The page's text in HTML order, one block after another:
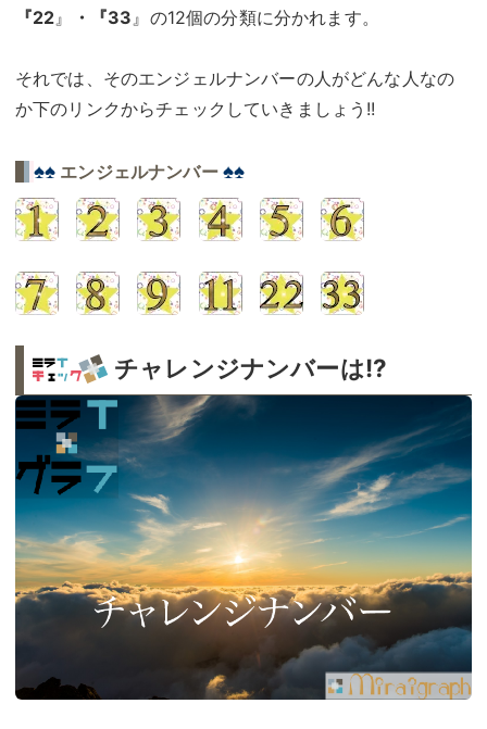
『22』 ・『33』の12個の分類に分かれます。
それでは、そのエンジェルナンバーの人がどんな人なの
か下のリンクからチェックしていきましょう!!
♠♠ エンジェルナンバー ♠♠
チャレンジナンバーは!?